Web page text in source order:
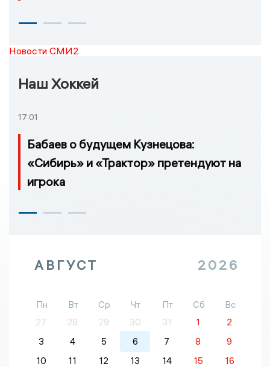
Новости СМИ2
Наш Хоккей
17:01
Бабаев о будущем Кузнецова:
«Сибирь» и «Трактор» претендуют на
игрока
АВГУСТ 2026
Пн Вт Ср Чт Пт Сб
Вс
27
28 29 30 31 1
2
3
4 5 6 7 8
9
10
11 12 13 14 15
16